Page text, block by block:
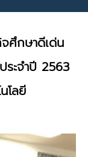
ศึกษาดีเด่น
ระจำปี 2563
โลยี